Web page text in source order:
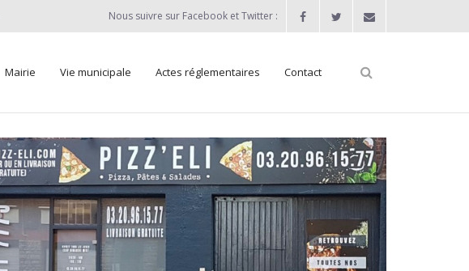
Nous suivre sur Facebook et Twitter :
Mairie Vie municipale Actes réglementaires Contact